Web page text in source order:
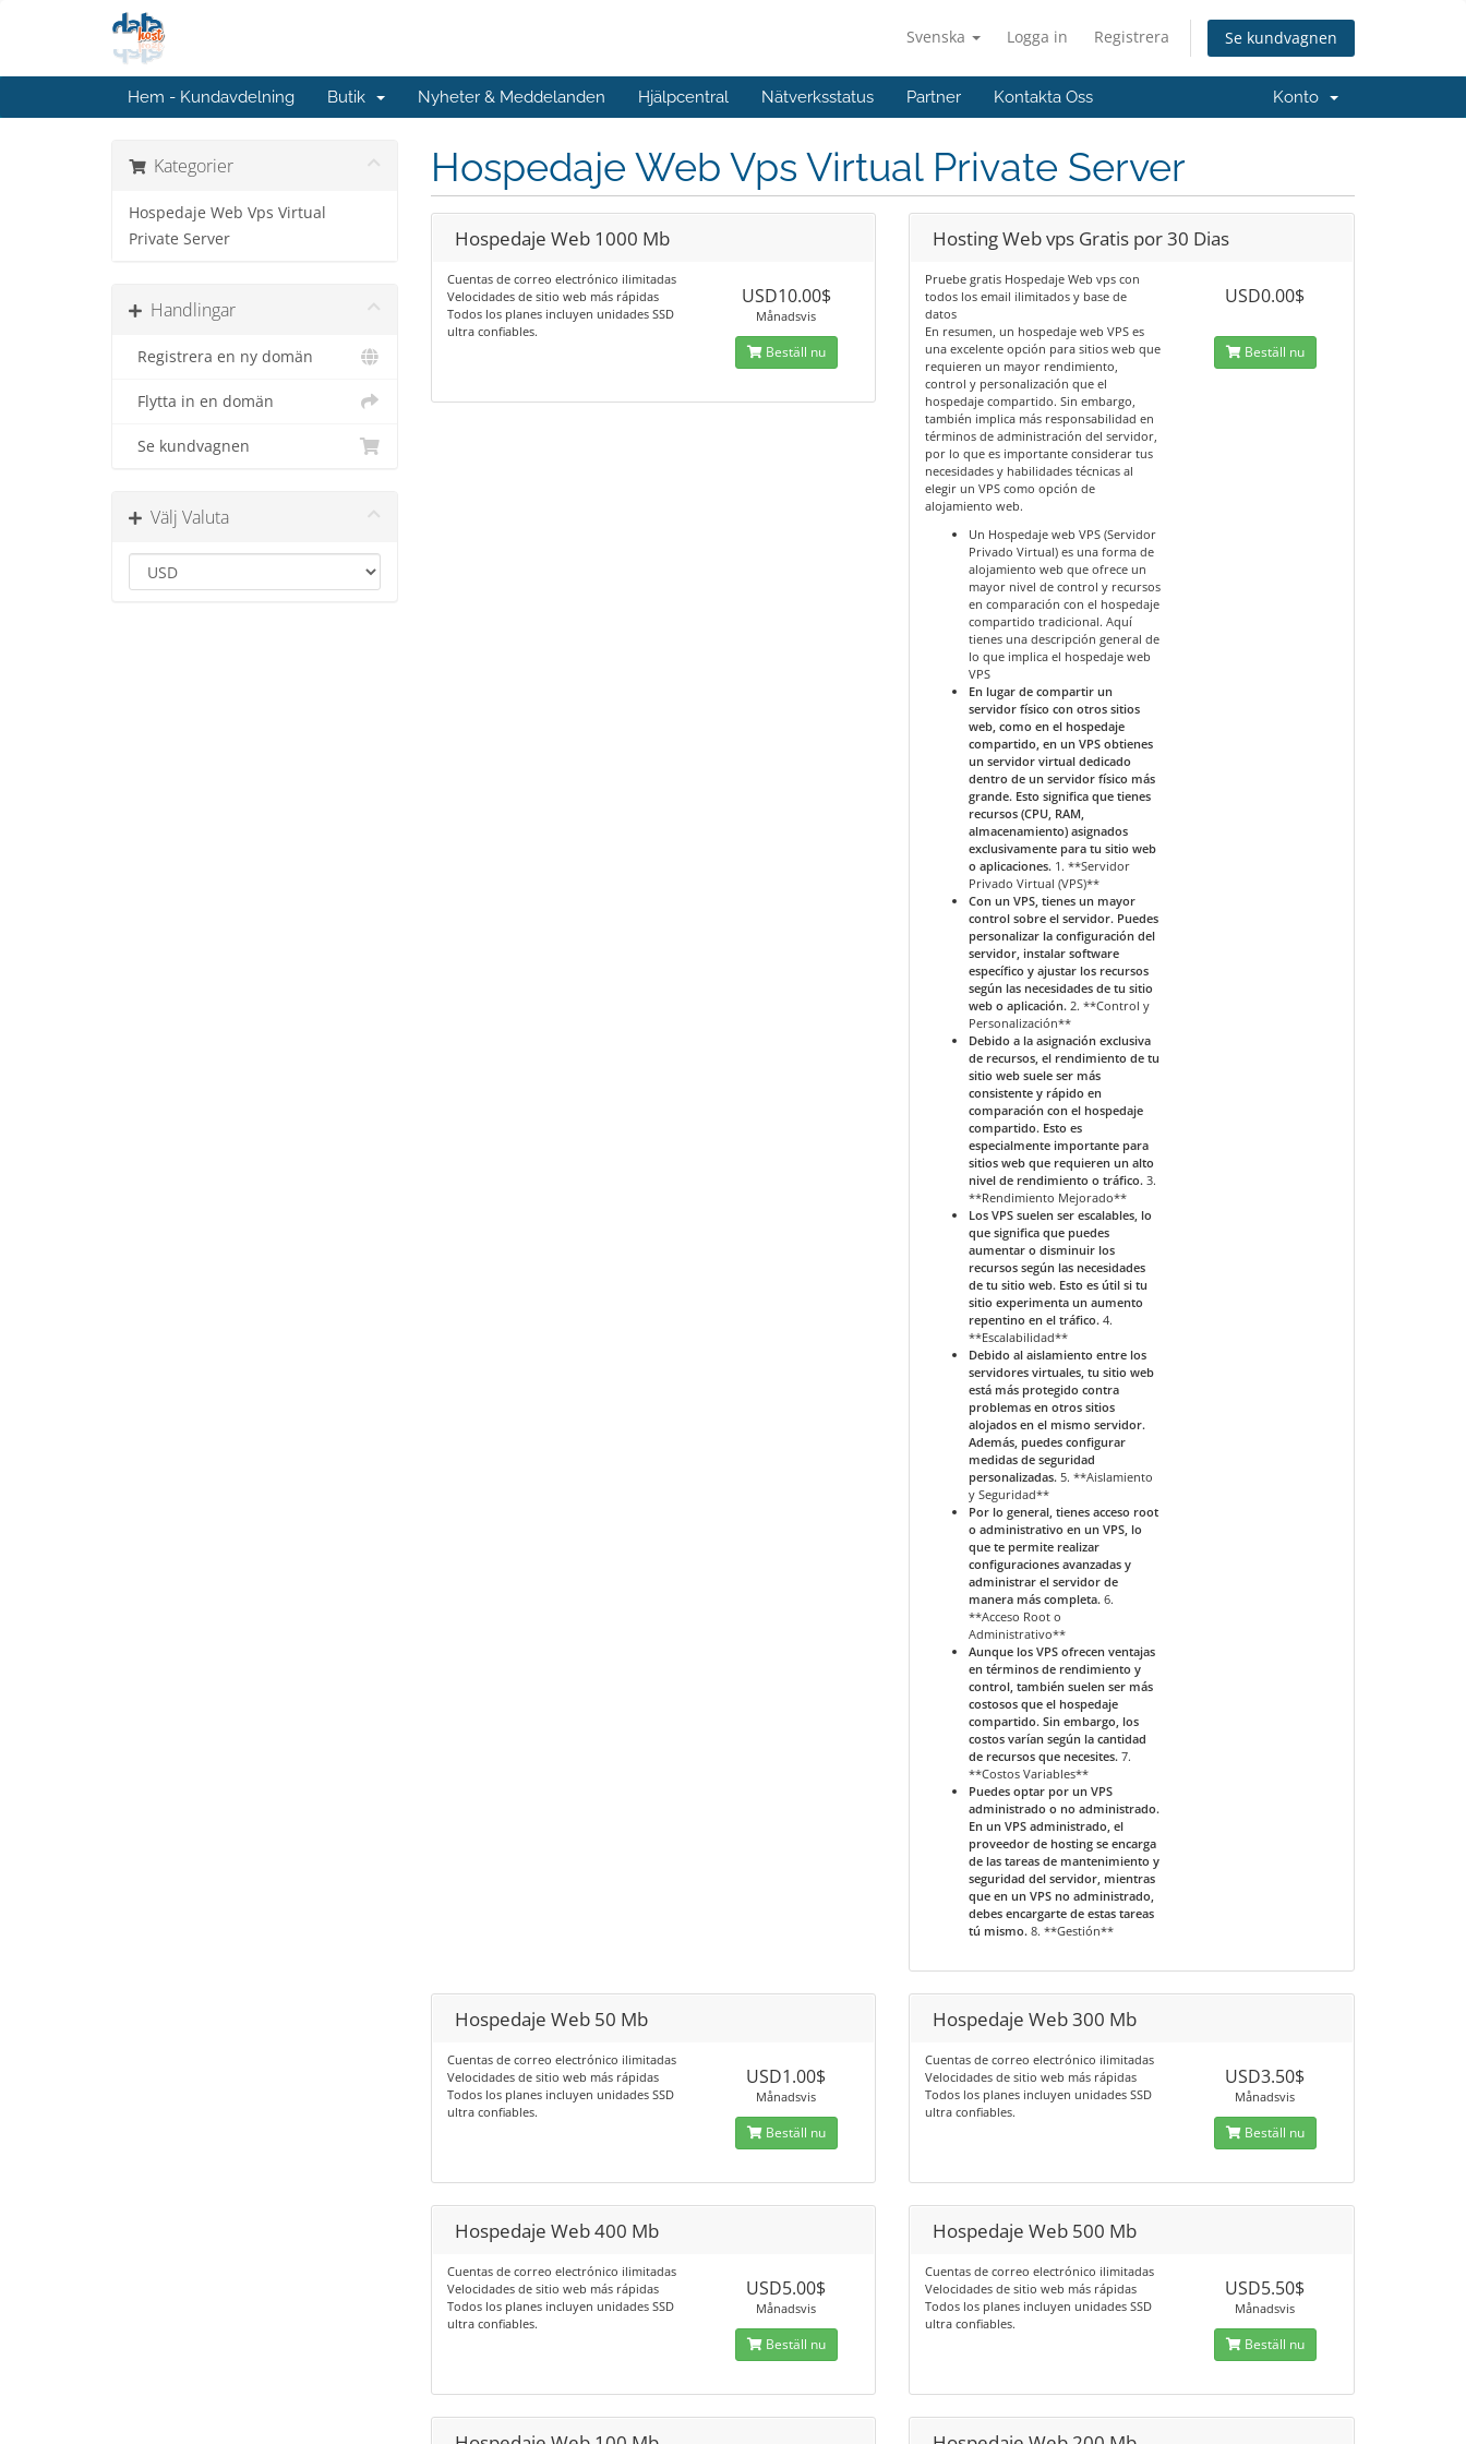
Svenska Logga in Registrera Se kundvagnen
Hem - Kundavdelning Butik Nyheter & Meddelanden Hjälpcentral Nätverksstatus Partner Kontakta Oss Konto
Kategorier
Hospedaje Web Vps Virtual
Private Server
Handlingar
Registrera en ny domän
Flytta in en domän
Se kundvagnen
Välj Valuta
Hospedaje Web Vps Virtual Private Server
Hospedaje Web 1000 Mb
Cuentas de correo electrónico ilimitadas
Velocidades de sitio web más rápidas
Todos los planes incluyen unidades SSD
ultra confiables.
USD10.00$
Månadsvis
Beställ nu
Hosting Web vps Gratis por 30 Dias
Pruebe gratis Hospedaje Web vps con
todos los email ilimitados y base de
datos
En resumen, un hospedaje web VPS es
una excelente opción para sitios web que
requieren un mayor rendimiento,
control y personalización que el
hospedaje compartido. Sin embargo,
también implica más responsabilidad en
términos de administración del servidor,
por lo que es importante considerar tus
necesidades y habilidades técnicas al
elegir un VPS como opción de
alojamiento web.
Un Hospedaje web VPS (Servidor
Privado Virtual) es una forma de
alojamiento web que ofrece un
mayor nivel de control y recursos
en comparación con el hospedaje
compartido tradicional. Aquí
tienes una descripción general de
lo que implica el hospedaje web
VPS
En lugar de compartir un
servidor físico con otros sitios
web, como en el hospedaje
compartido, en un VPS obtienes
un servidor virtual dedicado
dentro de un servidor físico más
grande. Esto significa que tienes
recursos (CPU, RAM,
almacenamiento) asignados
exclusivamente para tu sitio web
o aplicaciones. 1. **Servidor
Privado Virtual (VPS)**
Con un VPS, tienes un mayor
control sobre el servidor. Puedes
personalizar la configuración del
servidor, instalar software
específico y ajustar los recursos
según las necesidades de tu sitio
web o aplicación. 2. **Control y
Personalización**
Debido a la asignación exclusiva
de recursos, el rendimiento de tu
sitio web suele ser más
consistente y rápido en
comparación con el hospedaje
compartido. Esto es
especialmente importante para
sitios web que requieren un alto
nivel de rendimiento o tráfico. 3.
**Rendimiento Mejorado**
Los VPS suelen ser escalables, lo
que significa que puedes
aumentar o disminuir los
recursos según las necesidades
de tu sitio web. Esto es útil si tu
sitio experimenta un aumento
repentino en el tráfico. 4.
**Escalabilidad**
Debido al aislamiento entre los
servidores virtuales, tu sitio web
está más protegido contra
problemas en otros sitios
alojados en el mismo servidor.
Además, puedes configurar
medidas de seguridad
personalizadas. 5. **Aislamiento
y Seguridad**
Por lo general, tienes acceso root
o administrativo en un VPS, lo
que te permite realizar
configuraciones avanzadas y
administrar el servidor de
manera más completa. 6.
**Acceso Root o
Administrativo**
Aunque los VPS ofrecen ventajas
en términos de rendimiento y
control, también suelen ser más
costosos que el hospedaje
compartido. Sin embargo, los
costos varían según la cantidad
de recursos que necesites. 7.
**Costos Variables**
Puedes optar por un VPS
administrado o no administrado.
En un VPS administrado, el
proveedor de hosting se encarga
de las tareas de mantenimiento y
seguridad del servidor, mientras
que en un VPS no administrado,
debes encargarte de estas tareas
tú mismo. 8. **Gestión**
USD0.00$
Beställ nu
Hospedaje Web 50 Mb
Cuentas de correo electrónico ilimitadas
Velocidades de sitio web más rápidas
Todos los planes incluyen unidades SSD
ultra confiables.
USD1.00$
Månadsvis
Beställ nu
Hospedaje Web 300 Mb
Cuentas de correo electrónico ilimitadas
Velocidades de sitio web más rápidas
Todos los planes incluyen unidades SSD
ultra confiables.
USD3.50$
Månadsvis
Beställ nu
Hospedaje Web 400 Mb
Cuentas de correo electrónico ilimitadas
Velocidades de sitio web más rápidas
Todos los planes incluyen unidades SSD
ultra confiables.
USD5.00$
Månadsvis
Beställ nu
Hospedaje Web 500 Mb
Cuentas de correo electrónico ilimitadas
Velocidades de sitio web más rápidas
Todos los planes incluyen unidades SSD
ultra confiables.
USD5.50$
Månadsvis
Beställ nu